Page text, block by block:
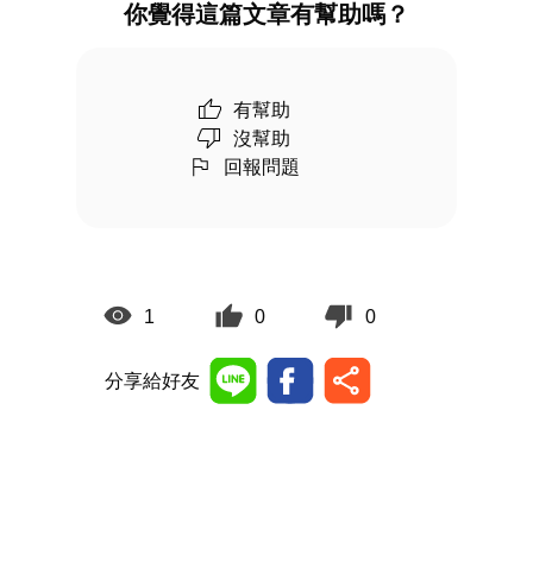
你覺得這篇文章有幫助嗎？
有幫助
沒幫助
回報問題
1 0 0
分享給好友